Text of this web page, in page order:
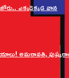
ఎక్కడెక్కడ వాన
అమరావతి,